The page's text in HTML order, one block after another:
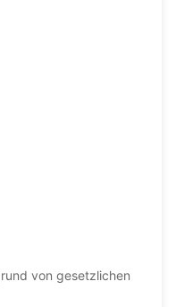
von gesetzlichen